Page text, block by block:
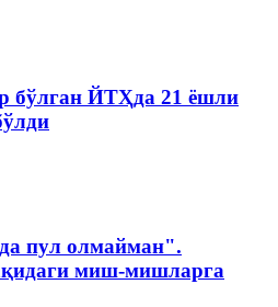
бўлган ЙТҲда 21 ёшли
пул олмайман".
миш-мишларга